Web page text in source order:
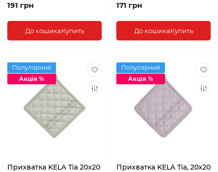
191 грн
До кошикаКупить
171 грн
До кошикаКупить
Популярний
Акція %
Прихватка KELA Tia 20x20
Популярний
Акція %
Прихватка KELA Tia, 20x20